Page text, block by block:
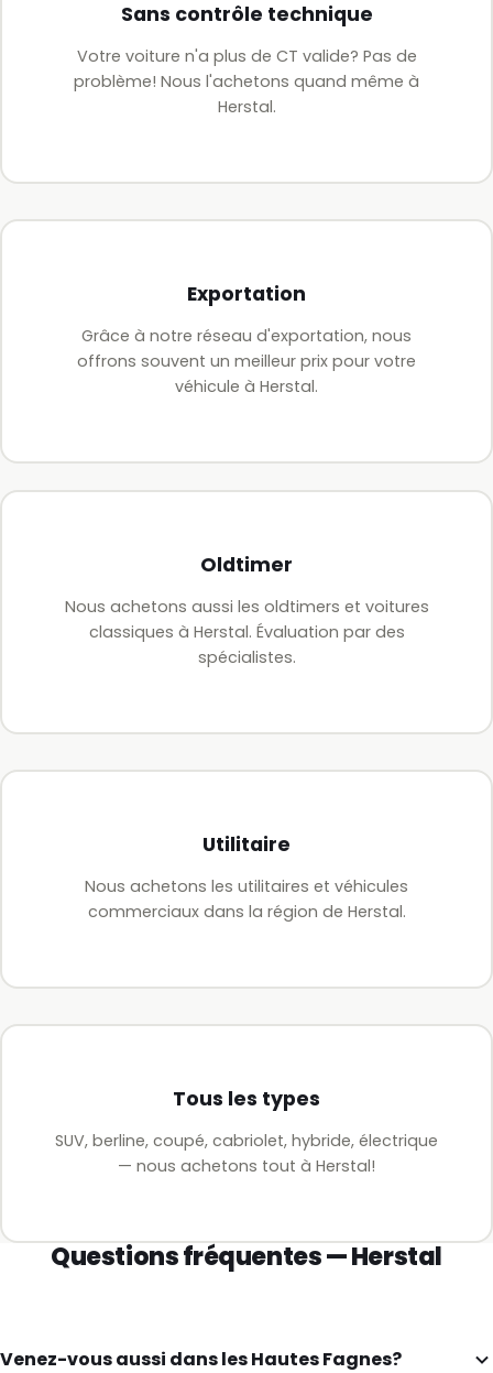
Sans contrôle technique
Votre voiture n'a plus de CT valide? Pas de
problème! Nous l'achetons quand même à
Herstal.
Exportation
Grâce à notre réseau d'exportation, nous
offrons souvent un meilleur prix pour votre
véhicule à Herstal.
Oldtimer
Nous achetons aussi les oldtimers et voitures
classiques à Herstal. Évaluation par des
spécialistes.
Utilitaire
Nous achetons les utilitaires et véhicules
commerciaux dans la région de Herstal.
Tous les types
SUV, berline, coupé, cabriolet, hybride, électrique
— nous achetons tout à Herstal!
Questions fréquentes — Herstal
Venez-vous aussi dans les Hautes Fagnes?